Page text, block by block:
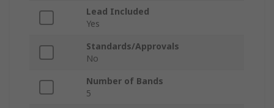
Lead Included
Yes
Standards/Approvals
No
Number of Bands
5